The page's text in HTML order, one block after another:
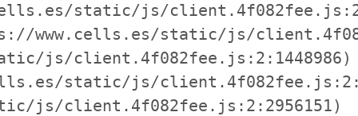
static/js/
www.cells.es/static/js/
js/client.4f082fee.js:2:1448986)
static/js/
js/client.4f082fee.js:2:2956151)